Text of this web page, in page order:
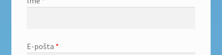
E-pošta *